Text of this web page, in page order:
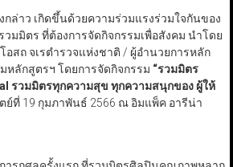
กล่าว เกิดขึ้นด้วยความร่วมแรงร่วมใจกันของ
มมิตร ที่ต้องการจัดกิจกรรมเพื่อสังคม นำโดย
อสถ จเรตำรวจแห่งชาติ / ผู้อำนวยการหลัก
หลักสูตรฯ โดยการจัดกิจกรรม “รวมมิตร
รวมมิตรทุกความสุข ทุกความสนุกของ ผู้ให้
ย์ที่ 19 กุมภาพันธ์ 2566 ณ อิมแพ็ค อารีน่า